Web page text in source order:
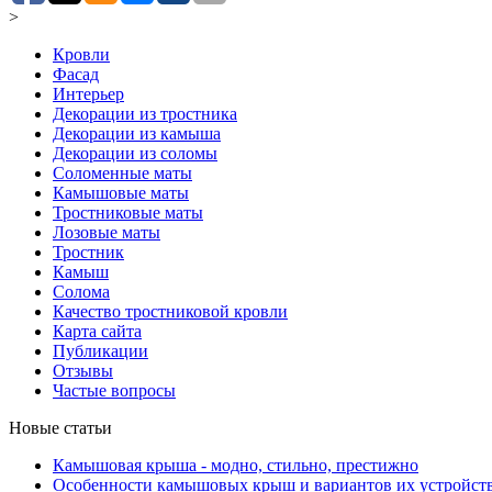
>
Кровли
Фасад
Интерьер
Декорации из тростника
Декорации из камыша
Декорации из соломы
Соломенные маты
Камышовые маты
Тростниковые маты
Лозовые маты
Тростник
Камыш
Солома
Качество тростниковой кровли
Карта сайта
Публикации
Отзывы
Частые вопросы
Новые статьи
Камышовая крыша - модно, стильно, престижно
Особенности камышовых крыш и вариантов их